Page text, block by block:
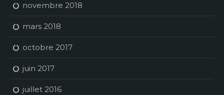
novembre 2018
mars 2018
octobre 2017
juin 2017
juillet 2016